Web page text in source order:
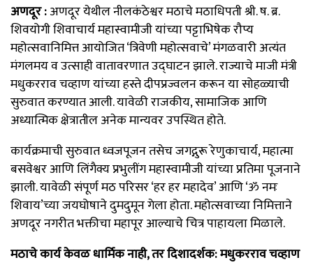
अणदूर :अणदूर येथील नीलकंठेश्वर मठाचे मठाधिपती श्री. ष. ब्र.
शिवयोगी शिवाचार्य महास्वामीजी यांच्या पट्टाभिषेक रौप्य
महोत्सवानिमित्त आयोजित ‘त्रिवेणी महोत्सवाचे’ मंगळवारी अत्यंत
मंगलमय व उत्साही वातावरणात उद्घाटन झाले. राज्याचे माजी मंत्री
मधुकरराव चव्हाण यांच्या हस्ते दीपप्रज्वलन करून या सोहळ्याची
सुरुवात करण्यात आली. यावेळी राजकीय, सामाजिक आणि
अध्यात्मिक क्षेत्रातील अनेक मान्यवर उपस्थित होते.
कार्यक्रमाची सुरुवात ध्वजपूजन तसेच जगद्गुरू रेणुकाचार्य, महात्मा
बसवेश्वर आणि लिंगैक्य प्रभुलींग महास्वामीजी यांच्या प्रतिमा पूजनाने
झाली. यावेळी संपूर्ण मठ परिसर ‘हर हर महादेव’ आणि ‘ॐ नमः
शिवाय’च्या जयघोषाने दुमदुमून गेला होता. महोत्सवाच्या निमित्ताने
अणदूर नगरीत भक्तीचा महापूर आल्याचे चित्र पाहायला मिळाले.
मठाचे कार्य केवळ धार्मिक नाही, तर दिशादर्शक: मधुकरराव चव्हाण